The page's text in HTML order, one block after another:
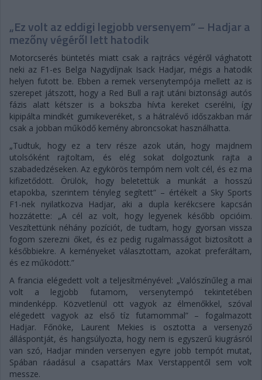
„Ez volt az eddigi legjobb versenyem” – Hadjar a
mezőny végéről lett hatodik
Motorcserés büntetés miatt csak a rajtrács végéről vághatott
neki az F1-es Belga Nagydíjnak Isack Hadjar, mégis a hatodik
helyen futott be. Ebben a remek versenytempója mellett az is
szerepet játszott, hogy a Red Bull a rajt utáni biztonsági autós
fázis alatt kétszer is a bokszba hívta kereket cserélni, így
kipipálta mindkét gumikeveréket, s a hátralévő időszakban már
csak a jobban működő kemény abroncsokat használhatta.
„Tudtuk, hogy ez a terv része azok után, hogy majdnem
utolsóként rajtoltam, és elég sokat dolgoztunk rajta a
szabadedzéseken. Az egykörös tempóm nem volt cél, és ez ma
kifizetődött. Örülök, hogy beletettük a munkát a hosszú
etapokba, szerintem tényleg segített” – értékelt a Sky Sports
F1-nek nyilatkozva Hadjar, aki a dupla kerékcsere kapcsán
hozzátette: „A cél az volt, hogy legyenek később opcióim.
Veszítettünk néhány pozíciót, de tudtam, hogy gyorsan vissza
fogom szerezni őket, és ez pedig rugalmasságot biztosított a
későbbiekre. A keményeket választottam, azokat preferáltam,
és ez működött.”
A francia elégedett volt a teljesítményével: „Valószínűleg a mai
volt a legjobb futamom, versenytempó tekintetében
mindenképp. Közvetlenül ott vagyok az élmenőkkel, szóval
elégedett vagyok az első tíz futamommal” – fogalmazott
Hadjar. Főnöke, Laurent Mekies is osztotta a versenyző
álláspontját, és hangsúlyozta, hogy nem is egyszerű kiugrásról
van szó, Hadjar minden versenyen egyre jobb tempót mutat,
Spában ráadásul a csapattárs Max Verstappentől sem volt
messze.